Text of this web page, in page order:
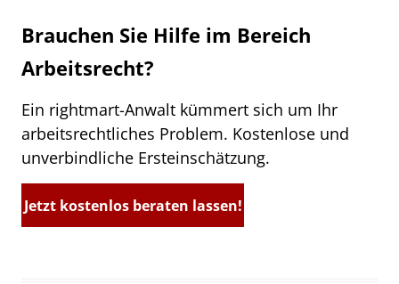
Brauchen Sie Hilfe im Bereich
Arbeitsrecht?
Ein rightmart-Anwalt kümmert sich um Ihr
arbeitsrechtliches Problem. Kostenlose und
unverbindliche Ersteinschätzung.
Jetzt kostenlos beraten lassen!